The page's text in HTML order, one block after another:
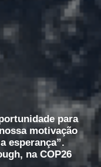
para
motivação
esperança”.
na COP26